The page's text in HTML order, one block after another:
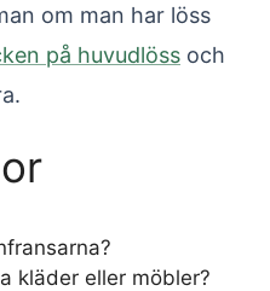
om man har löss
på huvudlöss och
kläder eller möbler?